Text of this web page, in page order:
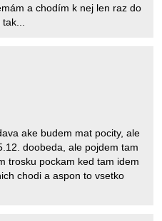
a chodím k nej len raz do
ake budem mat pocity, ale
doobeda, ale pojdem tam
trosku pockam ked tam idem
chodi a aspon to vsetko